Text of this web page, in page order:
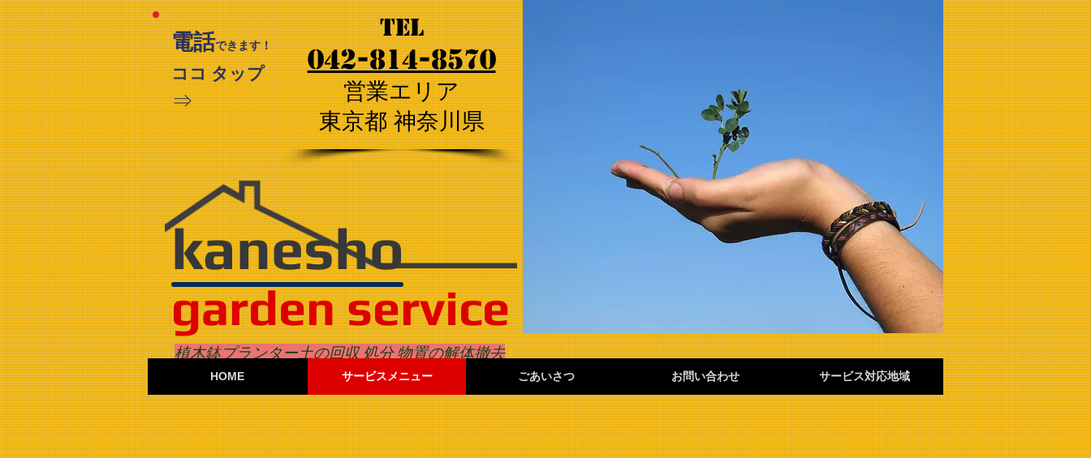
kanesho
garden service
植木鉢プランター土の回収 処分 物置の解体撤去
tel
042-814-8570
営業エリア
​東京都 神奈川県
電話できます！
ココ タップ
⇒
HOME サービスメニュー ごあいさつ お問い合わせ サービス対応地域